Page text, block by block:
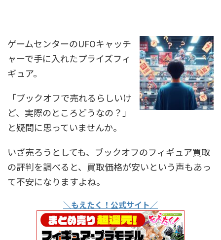
ゲームセンターのUFOキャッチ
ャーで手に入れたプライズフィ
ギュア。
「ブックオフで売れるらしいけ
ど、実際のところどうなの？」
と疑問に思っていませんか。
いざ売ろうとしても、ブックオフのフィギュア買取
の評判を調べると、買取価格が安いという声もあっ
て不安になりますよね。
＼もえたく！公式サイト／